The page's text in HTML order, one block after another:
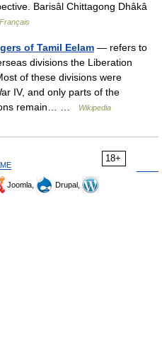
Barisâl Chittagong Dhâkâ
of Tamil Eelam — refers to
divisions the Liberation
of these divisions were
IV, and only parts of the
remain… …
Wikipedia
18+
Joomla,
Drupal,